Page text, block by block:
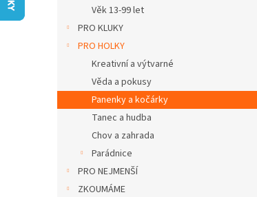
Věk 13-99 let
PRO KLUKY
PRO HOLKY
Kreativní a výtvarné
Věda a pokusy
Panenky a kočárky
Tanec a hudba
Chov a zahrada
Parádnice
PRO NEJMENŠÍ
ZKOUMÁME